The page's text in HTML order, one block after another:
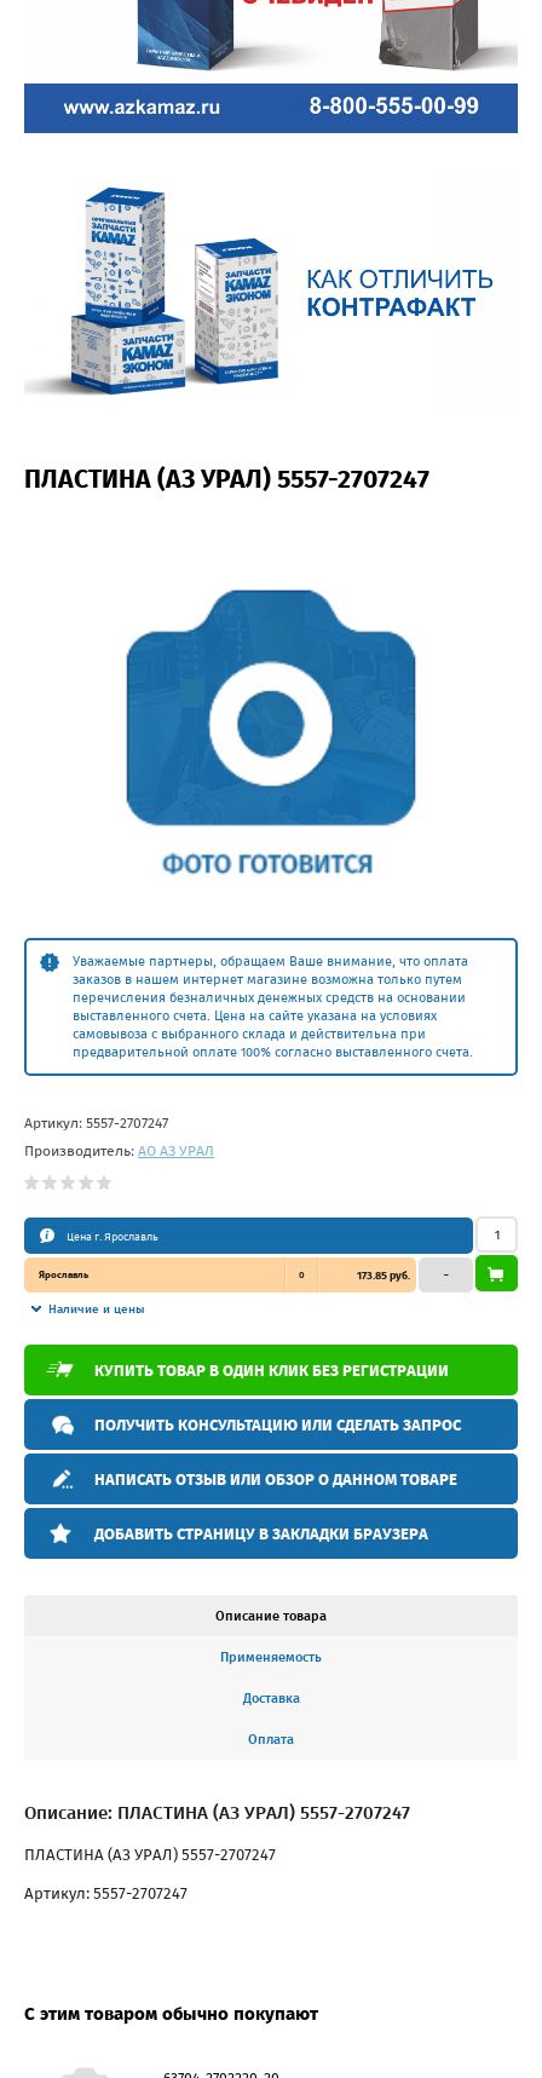
ПЛАСТИНА (АЗ УРАЛ) 5557-2707247
Уважаемые партнеры, обращаем Ваше внимание, что оплата
заказов в нашем интернет магазине возможна только путем
перечисления безналичных денежных средств на основании
выставленного счета. Цена на сайте указана на условиях
самовывоза с выбранного склада и действительна при
предварительной оплате 100% согласно выставленного счета.
Артикул: 5557-2707247
Производитель: АО АЗ УРАЛ
Цена г. Ярославль
Ярославль 0 173.85 руб.
Наличие и цены
–
КУПИТЬ ТОВАР В ОДИН КЛИК БЕЗ РЕГИСТРАЦИИ
ПОЛУЧИТЬ КОНСУЛЬТАЦИЮ ИЛИ СДЕЛАТЬ ЗАПРОС
НАПИСАТЬ ОТЗЫВ ИЛИ ОБЗОР О ДАННОМ ТОВАРЕ
ДОБАВИТЬ СТРАНИЦУ В ЗАКЛАДКИ БРАУЗЕРА
Описание товара
Применяемость
Доставка
Оплата
Описание: ПЛАСТИНА (АЗ УРАЛ) 5557-2707247
ПЛАСТИНА (АЗ УРАЛ) 5557-2707247
Артикул: 5557-2707247
С этим товаром обычно покупают